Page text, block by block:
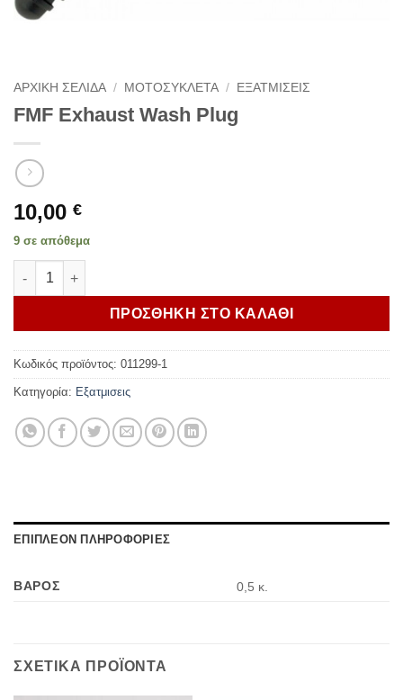
ΑΡΧΙΚΗ ΣΕΛΙΔΑ / ΜΟΤΟΣΥΚΛΕΤΑ / ΕΞΑΤΜΙΣΕΙΣ
FMF Exhaust Wash Plug
10,00 €
9 σε απόθεμα
FMF Exhaust Wash Plug ποσότητα
ΠΡΟΣΘΗΚΗ ΣΤΟ ΚΑΛΑΘΙ
Κωδικός προϊόντος: 011299-1
Κατηγορία: Εξατμισεις
ΕΠΙΠΛΕΟΝ ΠΛΗΡΟΦΟΡΙΕΣ
ΒΑΡΟΣ 0,5 κ.
ΣΧΕΤΙΚΑ ΠΡΟΪΟΝΤΑ